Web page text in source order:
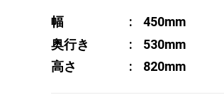
幅
450mm
奥行き
530mm
高さ
820mm